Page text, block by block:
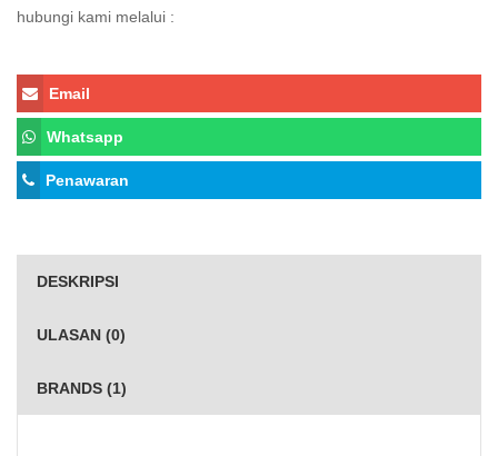
hubungi kami melalui :
Email
Whatsapp
Penawaran
DESKRIPSI
ULASAN (0)
BRANDS (1)